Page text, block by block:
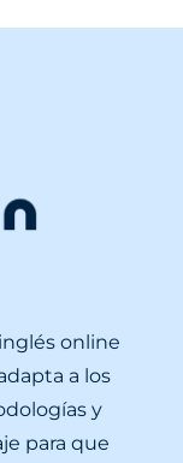
online
a los
y
para que